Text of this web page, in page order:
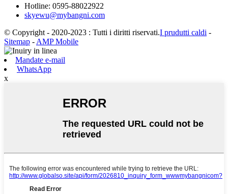
Hotline: 0595-88022922
skyewu@mybangni.com
© Copyright - 2020-2023 : Tutti i diritti riservati.I prudutti caldi -
Sitemap - AMP Mobile
Mandate e-mail
WhatsApp
x